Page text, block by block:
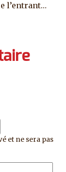
l’entrant…
et ne sera pas